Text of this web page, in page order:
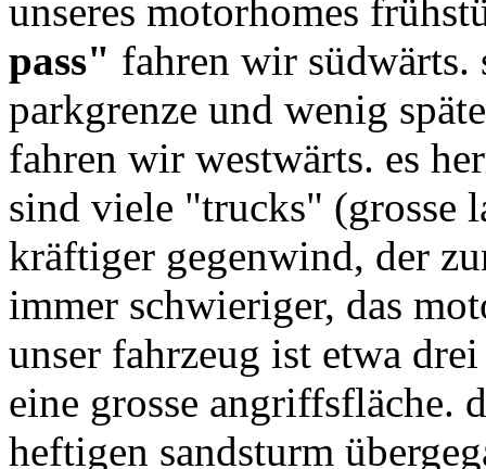
unseres motorhomes
pass" fahren wir
parkgrenze und wenig
fahren wir westwärts. es
sind viele "trucks" (grosse
kräftiger gegenwind, der
immer schwieriger, das
unser fahrzeug ist etwa
eine grosse angriffsfläche.
heftigen sandsturm